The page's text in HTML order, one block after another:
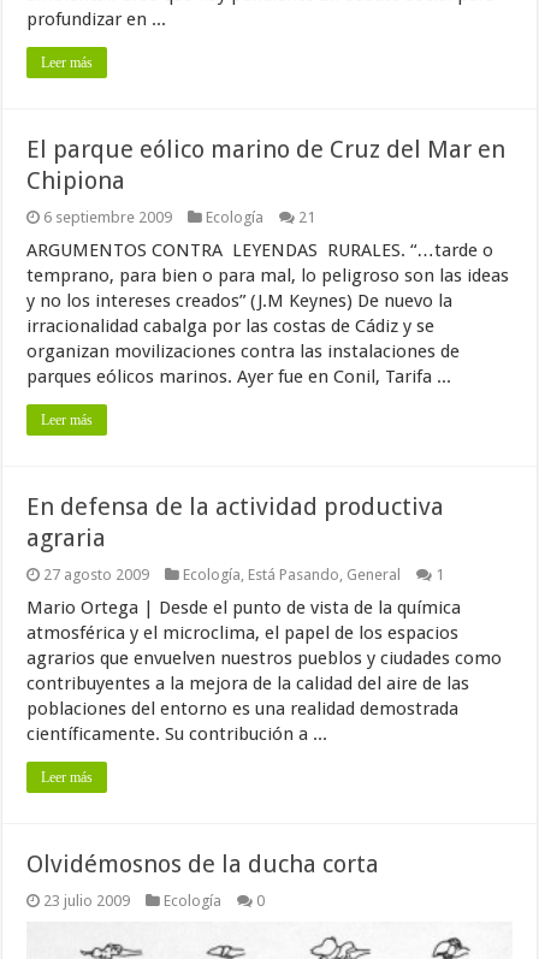
profundizar en ...
Leer más
El parque eólico marino de Cruz del Mar en
Chipiona
6 septiembre 2009 Ecología 21
ARGUMENTOS CONTRA LEYENDAS RURALES. “…tarde o
temprano, para bien o para mal, lo peligroso son las ideas
y no los intereses creados” (J.M Keynes) De nuevo la
irracionalidad cabalga por las costas de Cádiz y se
organizan movilizaciones contra las instalaciones de
parques eólicos marinos. Ayer fue en Conil, Tarifa ...
Leer más
En defensa de la actividad productiva
agraria
27 agosto 2009 Ecología Está Pasando General 1
Mario Ortega | Desde el punto de vista de la química
atmosférica y el microclima, el papel de los espacios
agrarios que envuelven nuestros pueblos y ciudades como
contribuyentes a la mejora de la calidad del aire de las
poblaciones del entorno es una realidad demostrada
científicamente. Su contribución a ...
Leer más
Olvidémosnos de la ducha corta
23 julio 2009 Ecología 0